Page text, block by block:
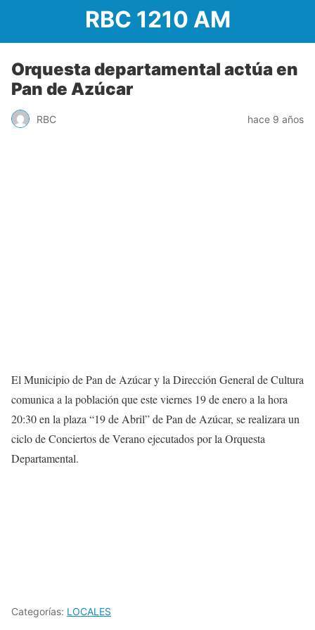
RBC 1210 AM
Orquesta departamental actúa en
Pan de Azúcar
RBC hace 9 años
El Municipio de Pan de Azúcar y la Dirección General de Cultura
comunica a la población que este viernes 19 de enero a la hora
20:30 en la plaza “19 de Abril” de Pan de Azúcar, se realizara un
ciclo de Conciertos de Verano ejecutados por la Orquesta
Departamental.
Categorías: LOCALES